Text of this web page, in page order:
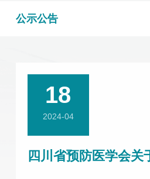
公示公告
18
2024-04
四川省预防医学会